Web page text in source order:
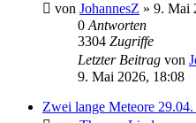
von JohannesZ » 9. Mai
0 Antworten
3304 Zugriffe
Letzter Beitrag von
9. Mai 2026, 18:08
Zwei lange Meteore